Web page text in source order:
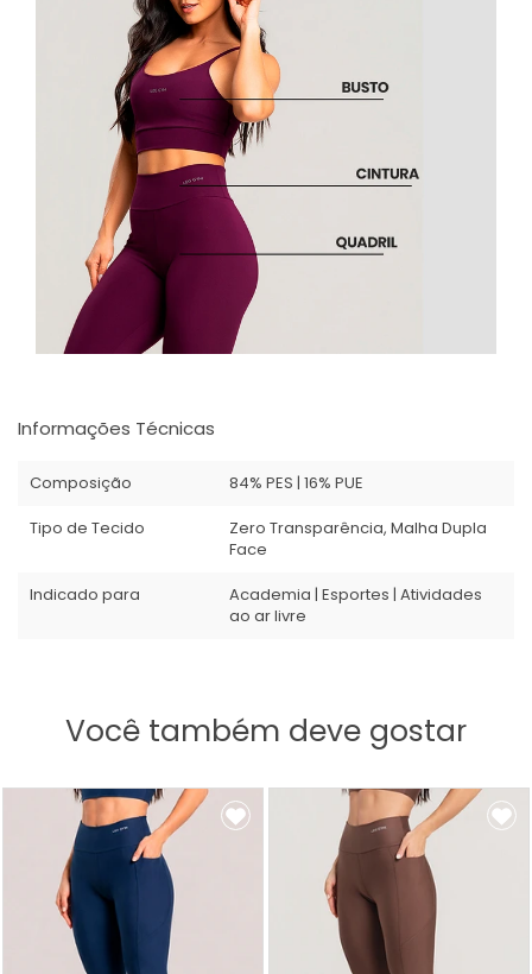
Informações Técnicas
Composição
84% PES | 16% PUE
Tipo de Tecido
Zero Transparência, Malha Dupla
Face
Indicado para
Academia | Esportes | Atividades
ao ar livre
Você também deve gostar